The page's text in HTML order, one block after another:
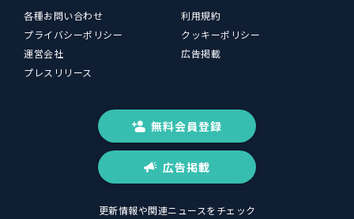
各種お問い合わせ
利用規約
プライバシーポリシー
クッキーポリシー
運営会社
広告掲載
プレスリリース
無料会員登録
広告掲載
更新情報や関連ニュースをチェック